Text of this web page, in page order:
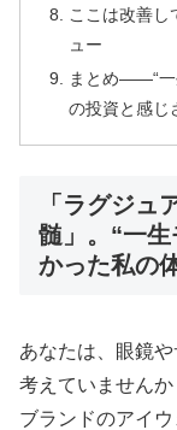
ここは改善し
ュー
まとめ――“一
の投資と感じ
「ラグジュ
髄」。“一
かった私の
あなたは、眼鏡
考えていません
ブランドのアイ